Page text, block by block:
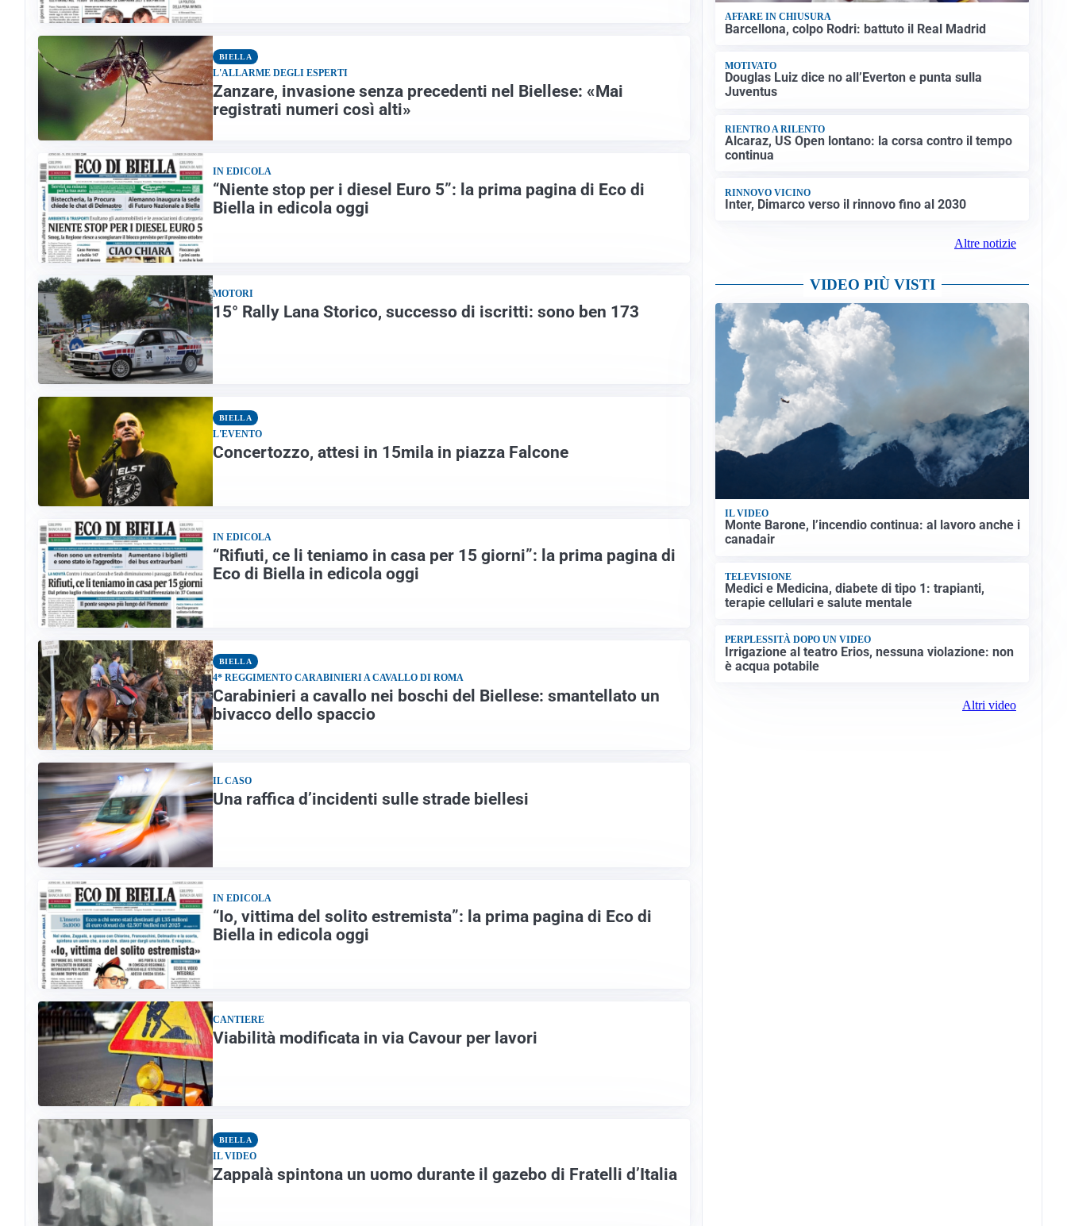
BIELLA
L'ALLARME DEGLI ESPERTI
Zanzare, invasione senza precedenti nel Biellese: «Mai
registrati numeri così alti»
IN EDICOLA
“Niente stop per i diesel Euro 5”: la prima pagina di Eco di
Biella in edicola oggi
MOTORI
15° Rally Lana Storico, successo di iscritti: sono ben 173
BIELLA
L'EVENTO
Concertozzo, attesi in 15mila in piazza Falcone
IN EDICOLA
“Rifiuti, ce li teniamo in casa per 15 giorni”: la prima pagina di
Eco di Biella in edicola oggi
BIELLA
4* REGGIMENTO CARABINIERI A CAVALLO DI ROMA
Carabinieri a cavallo nei boschi del Biellese: smantellato un
bivacco dello spaccio
IL CASO
Una raffica d’incidenti sulle strade biellesi
IN EDICOLA
“Io, vittima del solito estremista”: la prima pagina di Eco di
Biella in edicola oggi
CANTIERE
Viabilità modificata in via Cavour per lavori
BIELLA
IL VIDEO
Zappalà spintona un uomo durante il gazebo di Fratelli d’Italia
AFFARE IN CHIUSURA
Barcellona, colpo Rodri: battuto il Real Madrid
MOTIVATO
Douglas Luiz dice no all’Everton e punta sulla
Juventus
RIENTRO A RILENTO
Alcaraz, US Open lontano: la corsa contro il tempo
continua
RINNOVO VICINO
Inter, Dimarco verso il rinnovo fino al 2030
Altre notizie
VIDEO PIÙ VISTI
IL VIDEO
Monte Barone, l’incendio continua: al lavoro anche i
canadair
TELEVISIONE
Medici e Medicina, diabete di tipo 1: trapianti,
terapie cellulari e salute mentale
PERPLESSITÀ DOPO UN VIDEO
Irrigazione al teatro Erios, nessuna violazione: non
è acqua potabile
Altri video